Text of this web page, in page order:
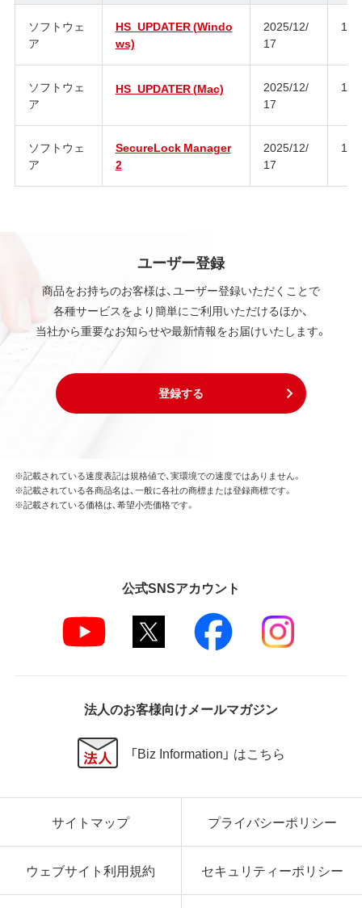
ソフトウェ
ア
HS_UPDATER (Windo
ws)
2025/12/
17
ソフトウェ
ア
HS_UPDATER (Mac)
2025/12/
17
ソフトウェ
ア
SecureLock Manager
2
2025/12/
17
ユーザー登録
商品をお持ちのお客様は、ユーザー登録いただくことで
各種サービスをより簡単にご利用いただけるほか、
当社から重要なお知らせや最新情報をお届けいたします。
登録する
※記載されている速度表記は規格値で、実環境での速度ではありません。
※記載されている各商品名は、一般に各社の商標または登録商標です。
※記載されている価格は、希望小売価格です。
公式SNSアカウント
法人のお客様向けメールマガジン
「Biz Information」 はこちら
サイトマップ プライバシーポリシー
ウェブサイト利用規約 セキュリティーポリシー